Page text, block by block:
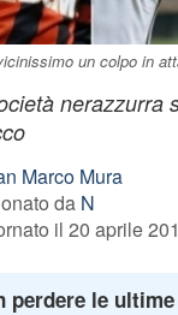
un colpo in
nerazzurra
Marco Mura
da N
il 20 aprile
perdere le